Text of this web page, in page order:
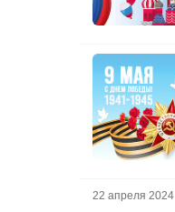
22 апреля 2024